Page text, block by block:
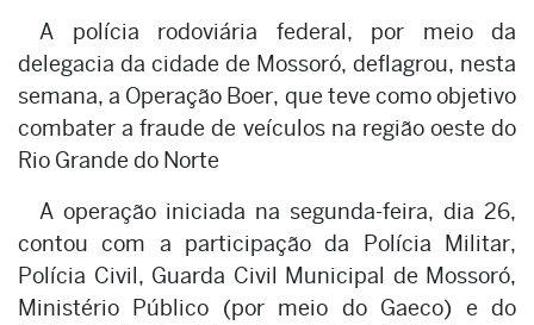
A polícia rodoviária federal, por meio da
delegacia da cidade de Mossoró, deflagrou, nesta
semana, a Operação Boer, que teve como objetivo
combater a fraude de veículos na região oeste do
Rio Grande do Norte
A operação iniciada na segunda-feira, dia 26,
contou com a participação da Polícia Militar,
Polícia Civil, Guarda Civil Municipal de Mossoró,
Ministério Público (por meio do Gaeco) e do